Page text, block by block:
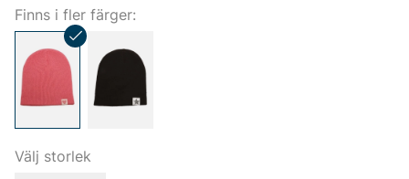
Finns i fler färger:
Välj storlek